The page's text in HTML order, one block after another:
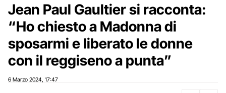
Jean Paul Gaultier si racconta:
“Ho chiesto a Madonna di
sposarmi e liberato le donne
con il reggiseno a punta”
6 Marzo 2024 17:47